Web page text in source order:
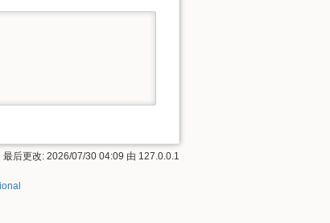
最后更改: 2026/07/30 04:09 由 127.0.0.1